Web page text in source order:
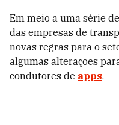
Em meio a uma série
das empresas de
novas regras para o
algumas alterações
condutores de apps.